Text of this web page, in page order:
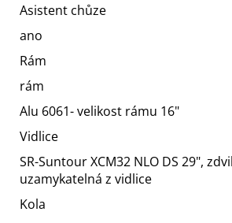
Asistent chůze
ano
Rám
rám
Alu 6061- velikost rámu 16"
Vidlice
SR-Suntour XCM32 NLO DS 29",
uzamykatelná z vidlice
Kola